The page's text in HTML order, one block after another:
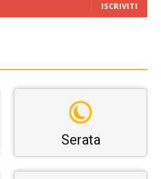
ISCRIVITI
Serata